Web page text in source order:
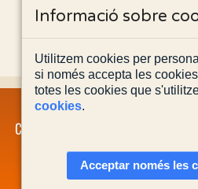
CONTACTA'NS
Informació sobre
Utilitzem cookies per
si només accepta les
totes les cookies que
cookies.
Acceptar només les